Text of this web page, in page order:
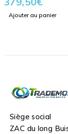
Ajouter au panier
Siège social
ZAC du long